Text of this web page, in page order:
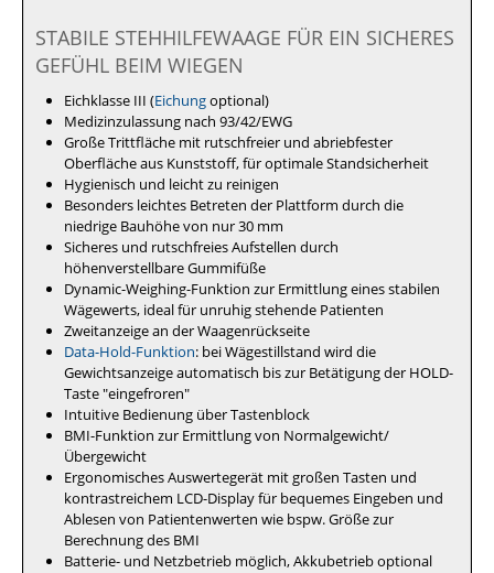
STABILE STEHHILFEWAAGE FÜR EIN SICHERES
GEFÜHL BEIM WIEGEN
Eichklasse III (Eichungoptional)
Medizinzulassung nach 93/42/EWG
Große Trittfläche mit rutschfreier und abriebfester
Oberfläche aus Kunststoff, für optimale Standsicherheit
Hygienisch und leicht zu reinigen
Besonders leichtes Betreten der Plattform durch die
niedrige Bauhöhe von nur 30 mm
Sicheres und rutschfreies Aufstellen durch
höhenverstellbare Gummifüße
Dynamic-Weighing-Funktion zur Ermittlung eines stabilen
Wägewerts, ideal für unruhig stehende Patienten
Zweitanzeige an der Waagenrückseite
Data-Hold-Funktion: bei Wägestillstand wird die
Gewichtsanzeige automatisch bis zur Betätigung der HOLD-
Taste "eingefroren"
Intuitive Bedienung über Tastenblock
BMI-Funktion zur Ermittlung von Normalgewicht/
Übergewicht
Ergonomisches Auswertegerät mit großen Tasten und
kontrastreichem LCD-Display für bequemes Eingeben und
Ablesen von Patientenwerten wie bspw. Größe zur
Berechnung des BMI
Batterie- und Netzbetrieb möglich, Akkubetrieb optional